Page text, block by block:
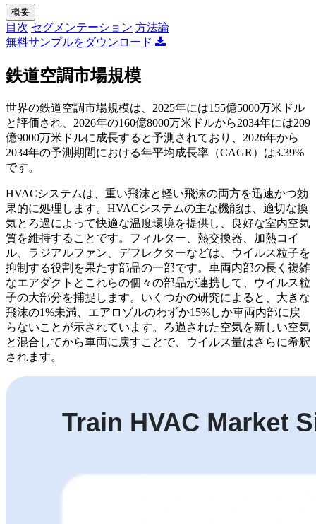
概要
目次 セグメンテーション 方法論
無料サンプルをダウンロード
鉄道空調市場規模
世界の鉄道空調市場規模は、2025年には155億5000万米ドル
と評価され、2026年の160億8000万米ドルから2034年には209
億9000万米ドルに成長すると予測されており、2026年から
2034年の予測期間における年平均成長率（CAGR）は3.39%
です。
HVACシステムは、重い飛沫と軽い飛沫の両方を迅速かつ効
果的に処理します。HVACシステムの主な機能は、適切な換
気とろ過によって快適な温度環境を提供し、良好な室内空気
質を維持することです。フィルター、熱交換器、加熱コイ
ル、ラジアルファン、デフレクターなどは、ウイルス粒子を
抑制する役割を果たす部品の一部です。車両内部の長く複雑
なエアダクトとこれらの個々の部品が連携して、ウイルス粒
子の大部分を捕捉します。いくつかの研究によると、大きな
飛沫の1%未満、エアロゾルのわずか15%しか車両内部に戻
らないことが示されています。ろ過された空気を新しい空気
と混合してから車両に戻すことで、ウイルス量はさらに希釈
されます。